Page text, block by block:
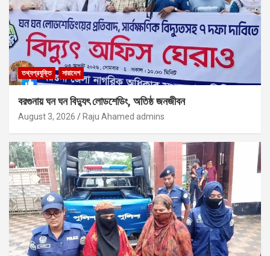
তথ্যপ্রযুক্তি সারাদেশ
বরগুনায় ঘন ঘন বিদ্যুৎ লোডশেডিং, অতিষ্ঠ জনজীবন
August 3, 2026 Raju Ahamed admins